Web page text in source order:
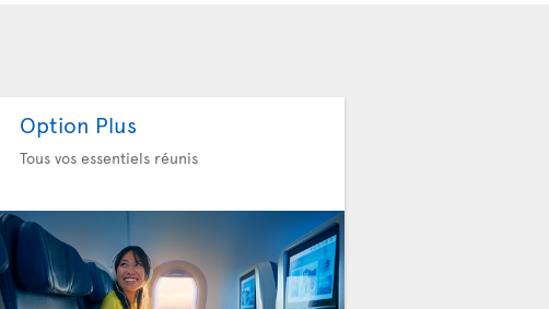
Option Plus
Tous vos essentiels réunis